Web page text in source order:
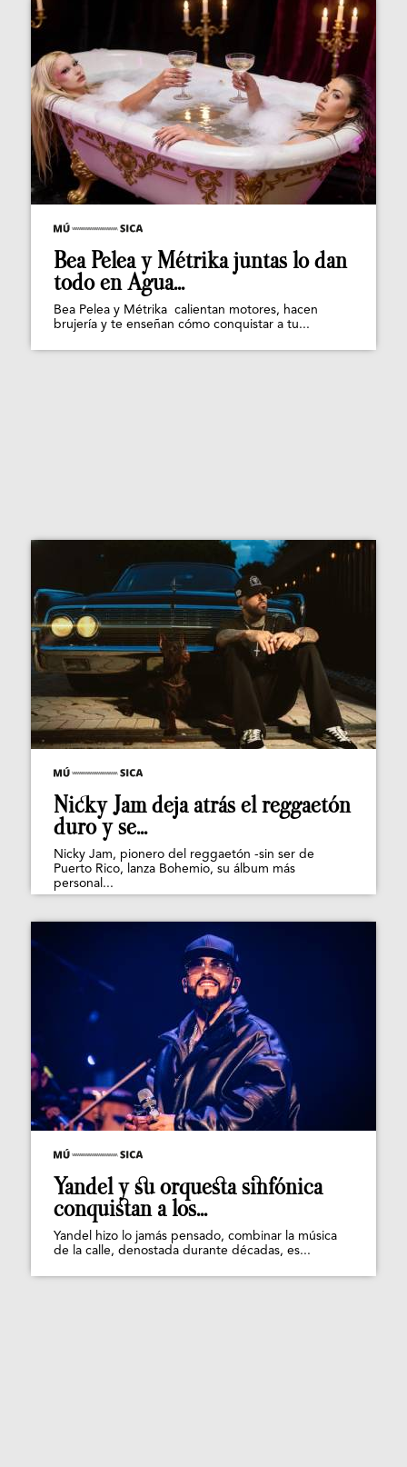
Bea Pelea y Métrika juntas lo dan
todo en Agua...
Bea Pelea y Métrika calientan motores, hacen
brujería y te enseñan cómo conquistar a tu...
Nicky Jam deja atrás el reggaetón
duro y se...
Nicky Jam, pionero del reggaetón -sin ser de
Puerto Rico, lanza Bohemio, su álbum más
personal...
Yandel y su orquesta sinfónica
conquistan a los...
Yandel hizo lo jamás pensado, combinar la música
de la calle, denostada durante décadas, es...